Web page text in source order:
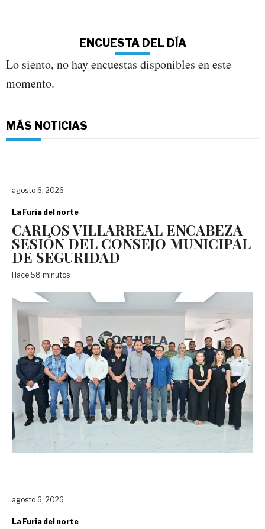
ENCUESTA DEL DÍA
Lo siento, no hay encuestas disponibles en este
momento.
MÁS NOTICIAS
agosto 6, 2026
La Furia del norte
CARLOS VILLARREAL ENCABEZA
SESIÓN DEL CONSEJO MUNICIPAL
DE SEGURIDAD
Hace 58 minutos
agosto 6, 2026
La Furia del norte